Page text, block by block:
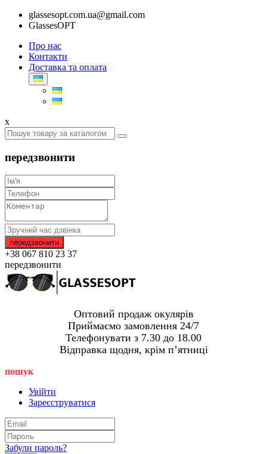
glassesopt.com.ua@gmail.com
GlassesOPT
Про нас
Контакти
Доставка та оплата
x
передзвонити
+38 067 810 23 37
передзвонити
Оптовий продаж окулярів
Приймаємо замовлення 24/7
Телефонувати з 7.30 до 18.00
Відправка щодня, крім пʼятниці
пошук
Увійти
Зареєструватися
Забули пароль?